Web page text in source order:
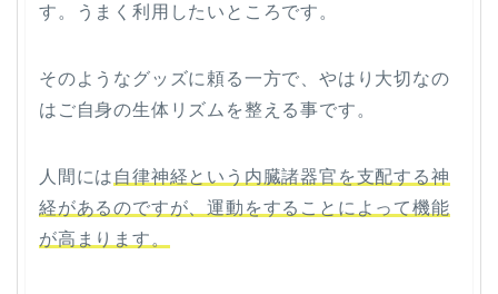
す。うまく利用したいところです。
そのようなグッズに頼る一方で、やはり大切なの
はご自身の生体リズムを整える事です。
人間には 自律神経 という内臓諸器官を支配する神
経があるのですが、運動をすることによって機能
が高まります。